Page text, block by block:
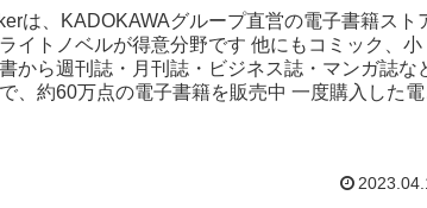
は、KADOKAWAグループ直営の電子書籍スト
イトノベルが得意分野です 他にもコミック、小
から週刊誌・月刊誌・ビジネス誌・マンガ誌な
、約60万点の電子書籍を販売中 一度購入した電